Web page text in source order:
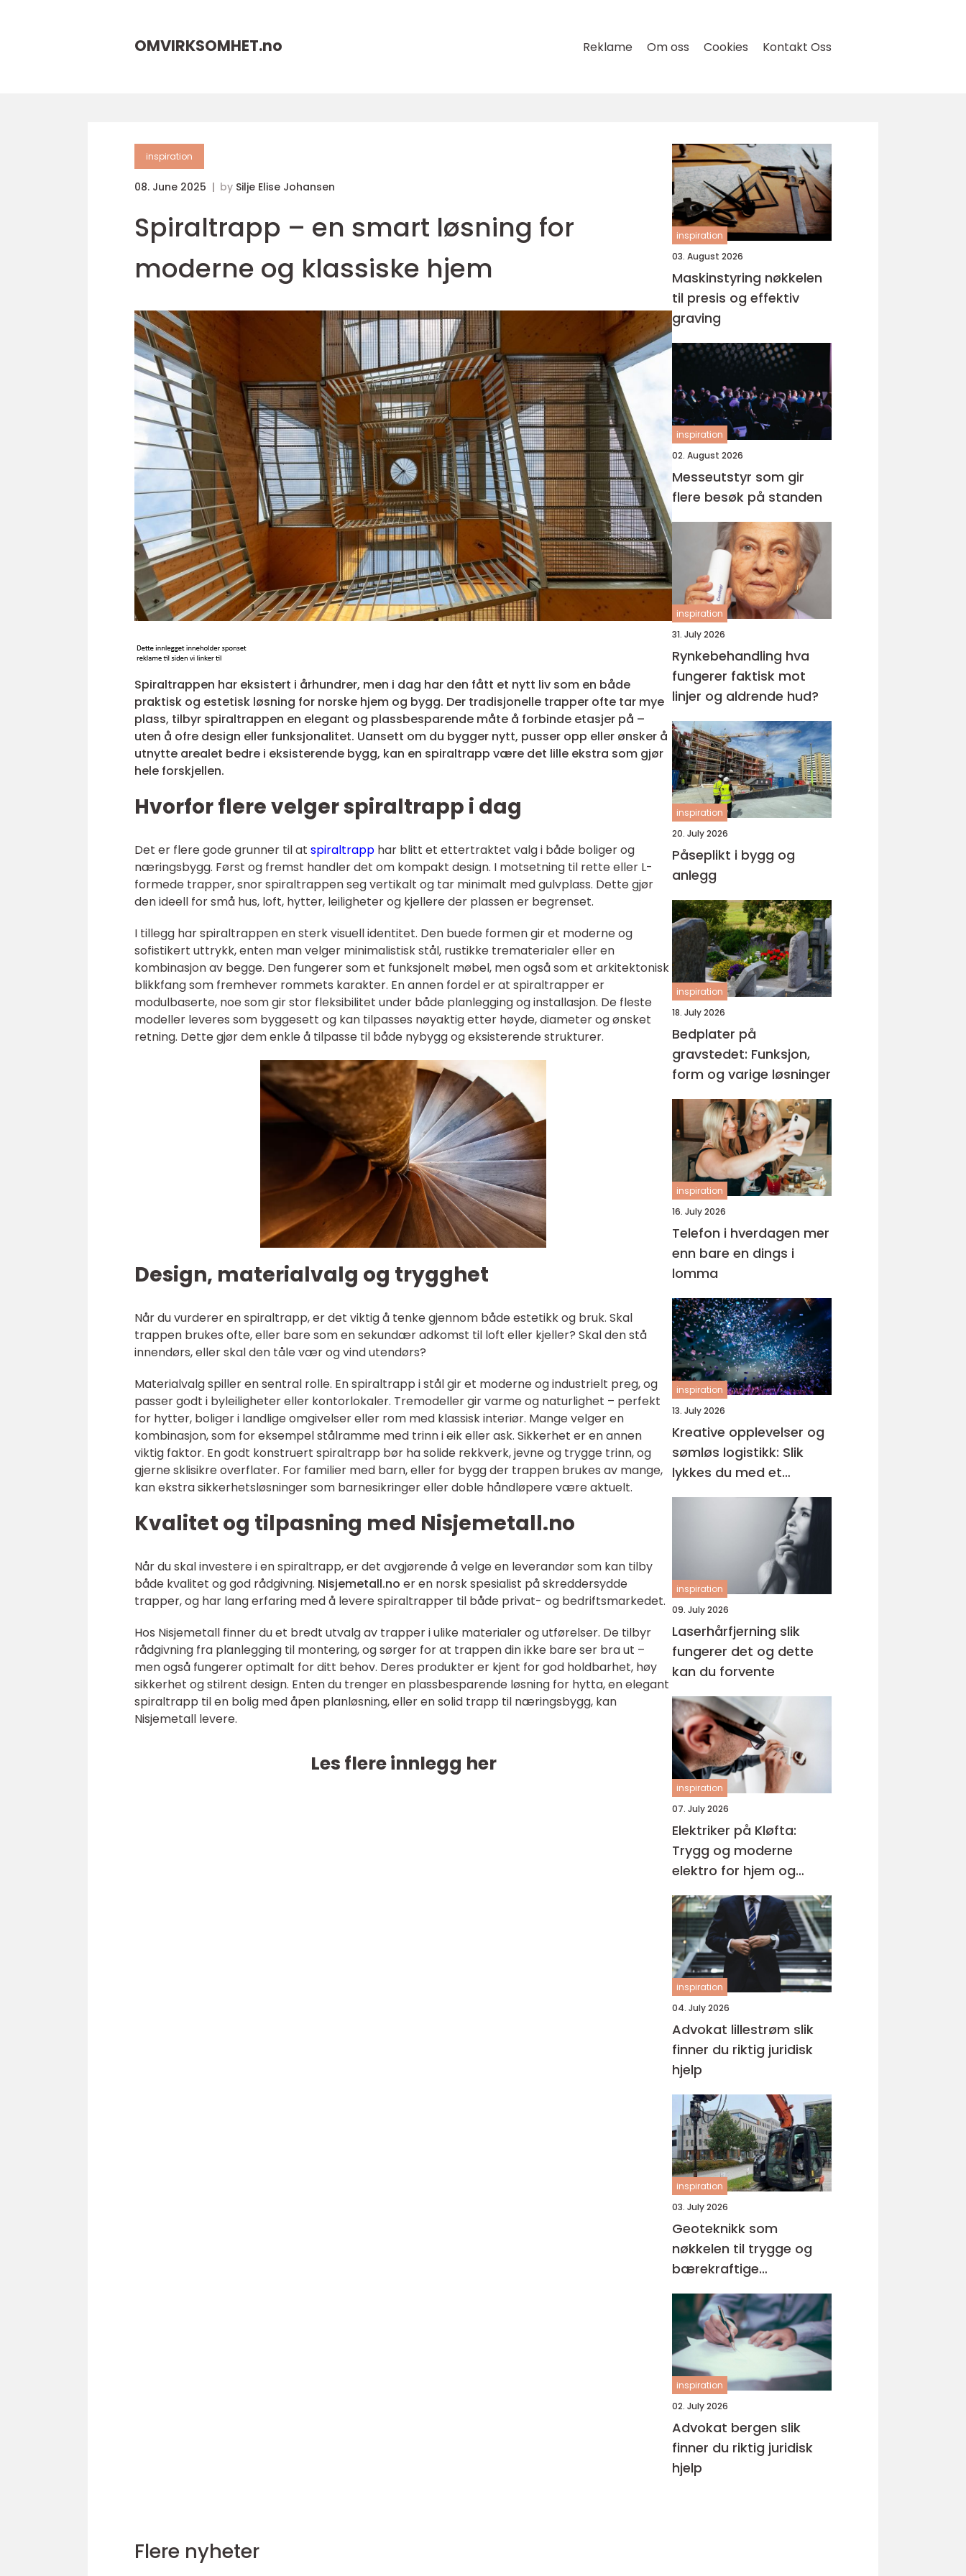
OMVIRKSOMHET.no Reklame Om oss Cookies Kontakt Oss
inspiration
08. June 2025 by Silje Elise Johansen
Spiraltrapp – en smart løsning for
moderne og klassiske hjem
Spiraltrappen har eksistert i århundrer, men i dag har den fått et nytt liv som en både
praktisk og estetisk løsning for norske hjem og bygg. Der tradisjonelle trapper ofte tar mye
plass, tilbyr spiraltrappen en elegant og plassbesparende måte å forbinde etasjer på –
uten å ofre design eller funksjonalitet. Uansett om du bygger nytt, pusser opp eller ønsker å
utnytte arealet bedre i eksisterende bygg, kan en spiraltrapp være det lille ekstra som gjør
hele forskjellen.
Hvorfor flere velger spiraltrapp i dag
Det er flere gode grunner til at spiraltrapp har blitt et ettertraktet valg i både boliger og
næringsbygg. Først og fremst handler det om kompakt design. I motsetning til rette eller L-
formede trapper, snor spiraltrappen seg vertikalt og tar minimalt med gulvplass. Dette gjør
den ideell for små hus, loft, hytter, leiligheter og kjellere der plassen er begrenset.
I tillegg har spiraltrappen en sterk visuell identitet. Den buede formen gir et moderne og
sofistikert uttrykk, enten man velger minimalistisk stål, rustikke trematerialer eller en
kombinasjon av begge. Den fungerer som et funksjonelt møbel, men også som et arkitektonisk
blikkfang som fremhever rommets karakter. En annen fordel er at spiraltrapper er
modulbaserte, noe som gir stor fleksibilitet under både planlegging og installasjon. De fleste
modeller leveres som byggesett og kan tilpasses nøyaktig etter høyde, diameter og ønsket
retning. Dette gjør dem enkle å tilpasse til både nybygg og eksisterende strukturer.
Design, materialvalg og trygghet
Når du vurderer en spiraltrapp, er det viktig å tenke gjennom både estetikk og bruk. Skal
trappen brukes ofte, eller bare som en sekundær adkomst til loft eller kjeller? Skal den stå
innendørs, eller skal den tåle vær og vind utendørs?
Materialvalg spiller en sentral rolle. En spiraltrapp i stål gir et moderne og industrielt preg, og
passer godt i byleiligheter eller kontorlokaler. Tremodeller gir varme og naturlighet – perfekt
for hytter, boliger i landlige omgivelser eller rom med klassisk interiør. Mange velger en
kombinasjon, som for eksempel stålramme med trinn i eik eller ask. Sikkerhet er en annen
viktig faktor. En godt konstruert spiraltrapp bør ha solide rekkverk, jevne og trygge trinn, og
gjerne sklisikre overflater. For familier med barn, eller for bygg der trappen brukes av mange,
kan ekstra sikkerhetsløsninger som barnesikringer eller doble håndløpere være aktuelt.
Kvalitet og tilpasning med Nisjemetall.no
Når du skal investere i en spiraltrapp, er det avgjørende å velge en leverandør som kan tilby
både kvalitet og god rådgivning. Nisjemetall.no er en norsk spesialist på skreddersydde
trapper, og har lang erfaring med å levere spiraltrapper til både privat- og bedriftsmarkedet.
Hos Nisjemetall finner du et bredt utvalg av trapper i ulike materialer og utførelser. De tilbyr
rådgivning fra planlegging til montering, og sørger for at trappen din ikke bare ser bra ut –
men også fungerer optimalt for ditt behov. Deres produkter er kjent for god holdbarhet, høy
sikkerhet og stilrent design. Enten du trenger en plassbesparende løsning for hytta, en elegant
spiraltrapp til en bolig med åpen planløsning, eller en solid trapp til næringsbygg, kan
Nisjemetall levere.
Les flere innlegg her
inspiration
03. August 2026
Maskinstyring nøkkelen
til presis og effektiv
graving
inspiration
02. August 2026
Messeutstyr som gir
flere besøk på standen
inspiration
31. July 2026
Rynkebehandling hva
fungerer faktisk mot
linjer og aldrende hud?
inspiration
20. July 2026
Påseplikt i bygg og
anlegg
inspiration
18. July 2026
Bedplater på
gravstedet: Funksjon,
form og varige løsninger
inspiration
16. July 2026
Telefon i hverdagen mer
enn bare en dings i
lomma
inspiration
13. July 2026
Kreative opplevelser og
sømløs logistikk: Slik
lykkes du med et
eventbyrå i Oslo
inspiration
09. July 2026
Laserhårfjerning slik
fungerer det og dette
kan du forvente
inspiration
07. July 2026
Elektriker på Kløfta:
Trygg og moderne
elektro for hjem og
bedrift
inspiration
04. July 2026
Advokat lillestrøm slik
finner du riktig juridisk
hjelp
inspiration
03. July 2026
Geoteknikk som
nøkkelen til trygge og
bærekraftige
byggeprosjekter
inspiration
02. July 2026
Advokat bergen slik
finner du riktig juridisk
hjelp
Flere nyheter